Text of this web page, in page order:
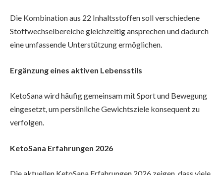
Die Kombination aus 22 Inhaltsstoffen soll verschiedene
Stoffwechselbereiche gleichzeitig ansprechen und dadurch
eine umfassende Unterstützung ermöglichen.
Ergänzung eines aktiven Lebensstils
KetoSana wird häufig gemeinsam mit Sport und Bewegung
eingesetzt, um persönliche Gewichtsziele konsequent zu
verfolgen.
KetoSana Erfahrungen 2026